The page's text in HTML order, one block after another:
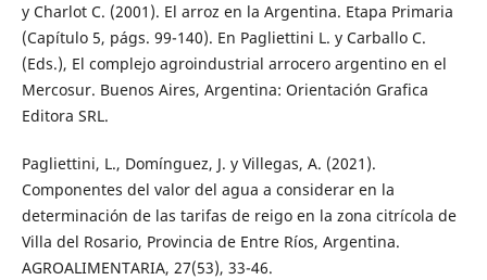
y Charlot C. (2001). El arroz en la Argentina. Etapa Primaria
(Capítulo 5, págs. 99-140). En Pagliettini L. y Carballo C.
(Eds.), El complejo agroindustrial arrocero argentino en el
Mercosur. Buenos Aires, Argentina: Orientación Grafica
Editora SRL.
Pagliettini, L., Domínguez, J. y Villegas, A. (2021).
Componentes del valor del agua a considerar en la
determinación de las tarifas de reigo en la zona citrícola de
Villa del Rosario, Provincia de Entre Ríos, Argentina.
AGROALIMENTARIA, 27(53), 33-46.